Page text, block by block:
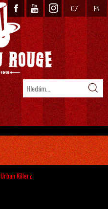
CZ EN
Urban Killerz